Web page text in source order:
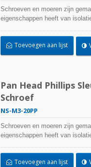
Schroeven en moeren zijn
eigenschappen heeft van
Toevoegen aan lijst
Pan Head Phillips
Schroef
NS-M3-20PP
Schroeven en moeren zijn
eigenschappen heeft van
Toevoegen aan lijst